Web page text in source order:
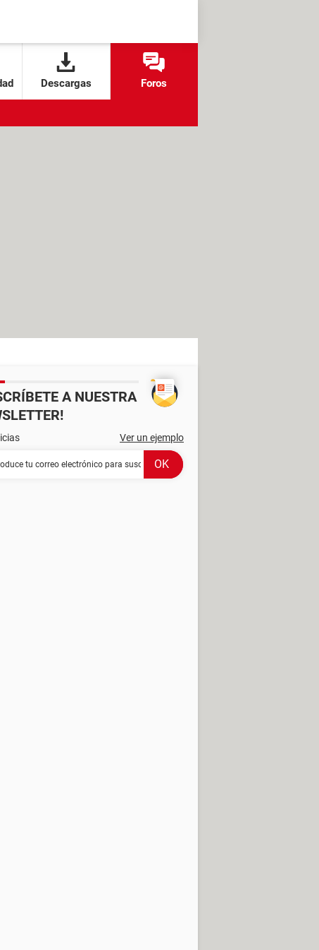
Descargas Foros
A NUESTRA
Ver un ejemplo